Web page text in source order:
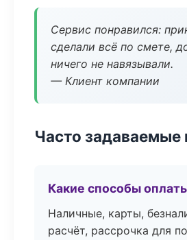
Сервис понравился:
сделали всё по смете,
ничего не навязывали.
— Клиент компании
Часто задаваемые
Какие способы
Наличные, карты,
расчёт, рассрочка для